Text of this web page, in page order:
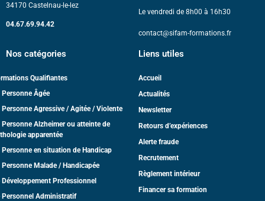
34170 Castelnau-le-lez
04.67.69.94.42
Le vendredi de 8h00 à 16h30
contact@sifam-formations.fr
Nos catégories
Qualifiantes
Personne Âgée
Personne Agressive / Agitée / Violente
Personne Alzheimer ou atteinte de
apparentée
Personne en situation de Handicap
Personne Malade / Handicapée
Développement Professionnel
Personnel Administratif
Liens utiles
Accueil
Actualités
Newsletter
Retours d’expériences
Alerte fraude
Recrutement
Règlement intérieur
Financer sa formation